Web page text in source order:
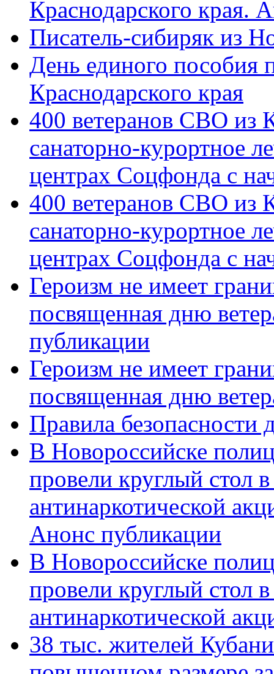
Краснодарского края.
Писатель-сибиряк из
День единого пособия
Краснодарского края
400 ветеранов СВО из
санаторно-курортное
центрах Соцфонда с
400 ветеранов СВО из
санаторно-курортное
центрах Соцфонда с
Героизм не имеет
посвященная дню
публикации
Героизм не имеет
посвященная дню
Правила безопасности
В Новороссийске
провели круглый стол
антинаркотической
Анонс публикации
В Новороссийске
провели круглый стол
антинаркотической
38 тыс. жителей